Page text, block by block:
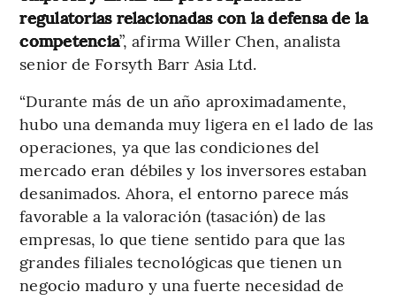
regulatorias relacionadas con la defensa de la
competencia”, afirma Willer Chen, analista
senior de Forsyth Barr Asia Ltd.
“Durante más de un año aproximadamente,
hubo una demanda muy ligera en el lado de las
operaciones, ya que las condiciones del
mercado eran débiles y los inversores estaban
desanimados. Ahora, el entorno parece más
favorable a la valoración (tasación) de las
empresas, lo que tiene sentido para que las
grandes filiales tecnológicas que tienen un
negocio maduro y una fuerte necesidad de